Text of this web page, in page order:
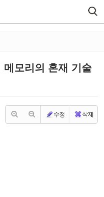
메모리의 혼재 기술
수정 삭제